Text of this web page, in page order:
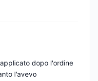
dopo l'ordine
l'avevo